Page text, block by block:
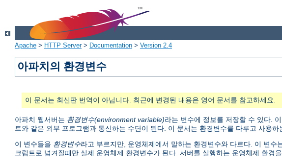
Apache > HTTP Server> Documentation > Version 2.4
아파치의 환경변수
이 문서는 최신판 번역이 아닙니다. 최근에 변경된 내용은 영어 문서를 참고하세요.
아파치 웹서버는 환경변수(environment variable)라는 변수에 정보를 저장할 수 있다.
트와 같은 외부 프로그램과 통신하는 수단이 된다. 이 문서는 환경변수를 다루고 사용
이 변수들을 환경변수라고 부르지만, 운영체제에서 말하는 환경변수와 다르다. 이 변
크립트로 넘겨질때만 실제 운영체제 환경변수가 된다. 서버를 실행하는 운영체제 환경